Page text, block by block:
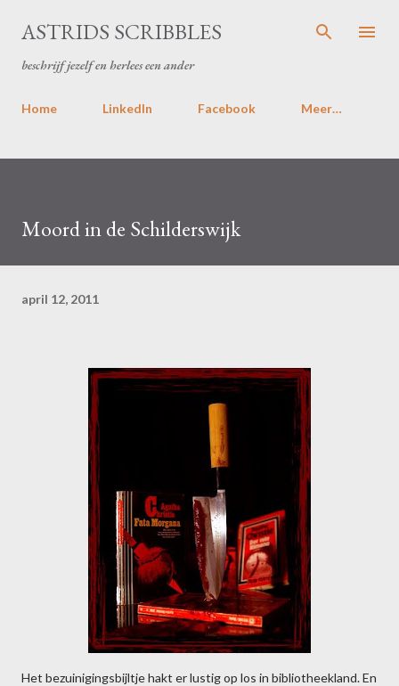
Doorgaan naar hoofdcontent
ASTRIDS SCRIBBLES
beschrijf jezelf en herlees een ander
Home LinkedIn Facebook Meer…
Moord in de Schilderswijk
april 12, 2011
Het bezuinigingsbijltje hakt er lustig op los in bibliotheekland. En